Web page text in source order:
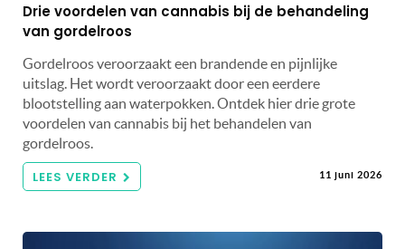
Drie voordelen van cannabis bij de behandeling
van gordelroos
Gordelroos veroorzaakt een brandende en pijnlijke
uitslag. Het wordt veroorzaakt door een eerdere
blootstelling aan waterpokken. Ontdek hier drie grote
voordelen van cannabis bij het behandelen van
gordelroos.
LEES VERDER 11 juni 2026